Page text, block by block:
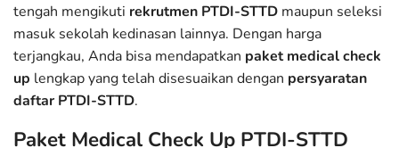
tengah mengikuti rekrutmen PTDI-STTD maupun seleksi
masuk sekolah kedinasan lainnya. Dengan harga
terjangkau, Anda bisa mendapatkan paket medical check
up lengkap yang telah disesuaikan dengan persyaratan
daftar PTDI-STTD.
Paket Medical Check Up PTDI-STTD